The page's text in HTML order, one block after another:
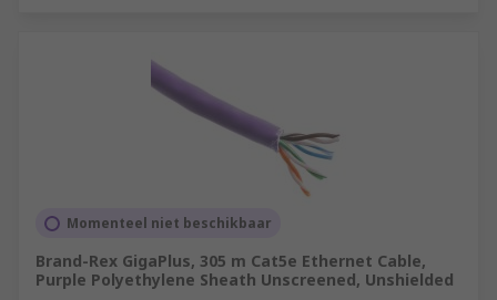
Momenteel niet beschikbaar
Brand-Rex GigaPlus, 305 m Cat5e Ethernet Cable,
Purple Polyethylene Sheath Unscreened, Unshielded